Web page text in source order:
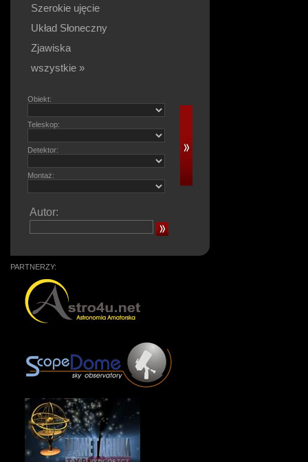
Szerokie ujęcie
Układ Słoneczny
Zjawiska
wszystkie »
Obiekt:
Teleskop:
Detektor:
Montaż:
Autor:
PARTNERZY: